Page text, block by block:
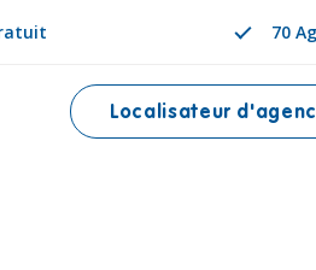
70
Localisateur